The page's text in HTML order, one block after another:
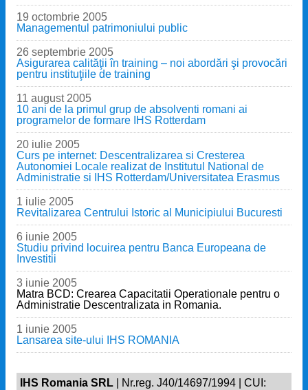
19 octombrie 2005
Managementul patrimoniului public
26 septembrie 2005
Asigurarea calităţii în training – noi abordări şi provocări
pentru instituţiile de training
11 august 2005
10 ani de la primul grup de absolventi romani ai
programelor de formare IHS Rotterdam
20 iulie 2005
Curs pe internet: Descentralizarea si Cresterea
Autonomiei Locale realizat de Institutul National de
Administratie si IHS Rotterdam/Universitatea Erasmus
1 iulie 2005
Revitalizarea Centrului Istoric al Municipiului Bucuresti
6 iunie 2005
Studiu privind locuirea pentru Banca Europeana de
Investitii
3 iunie 2005
Matra BCD: Crearea Capacitatii Operationale pentru o
Administratie Descentralizata in Romania.
1 iunie 2005
Lansarea site-ului IHS ROMANIA
IHS Romania SRL | Nr.reg. J40/14697/1994 | CUI: